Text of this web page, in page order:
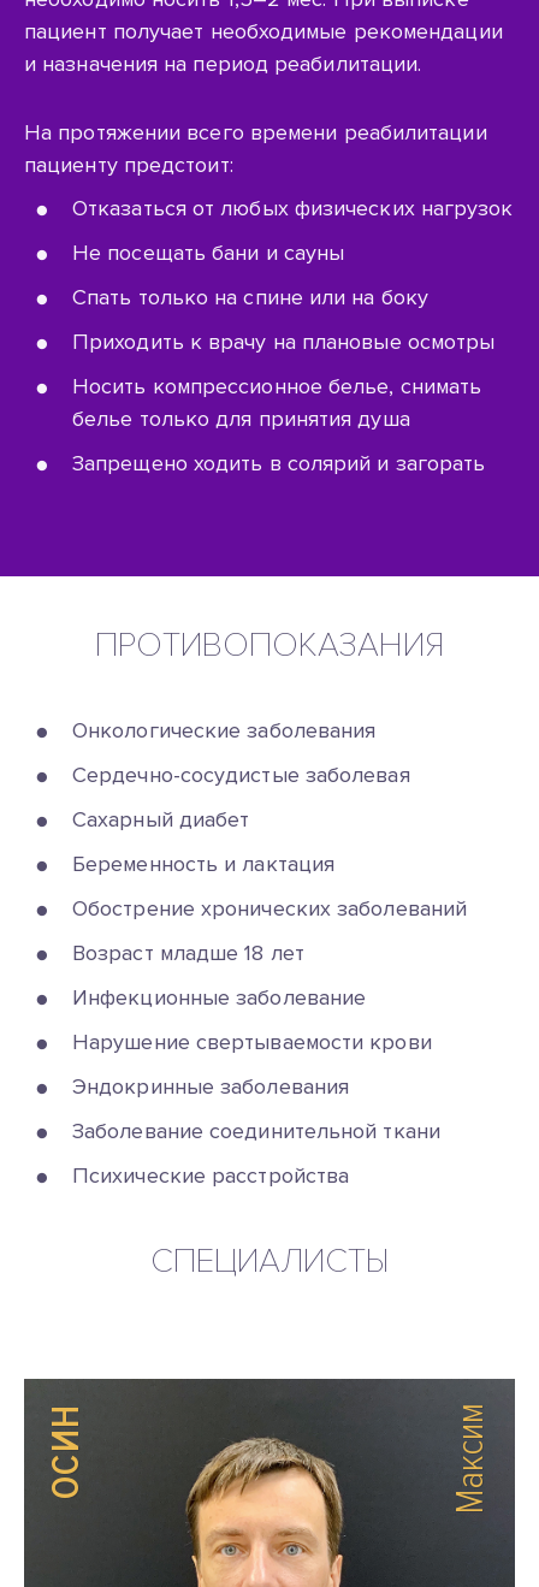
пациент получает необходимые рекомендации
и назначения на период реабилитации.
На протяжении всего времени реабилитации
пациенту предстоит:
Отказаться от любых физических нагрузок
Не посещать бани и сауны
Спать только на спине или на боку
Приходить к врачу на плановые осмотры
Носить компрессионное белье, снимать
белье только для принятия душа
Запрещено ходить в солярий и загорать
ПРОТИВОПОКАЗАНИЯ
Онкологические заболевания
Сердечно-сосудистые заболевая
Сахарный диабет
Беременность и лактация
Обострение хронических заболеваний
Возраст младше 18 лет
Инфекционные заболевание
Нарушение свертываемости крови
Эндокринные заболевания
Заболевание соединительной ткани
Психические расстройства
СПЕЦИАЛИСТЫ
ОСИН Максим